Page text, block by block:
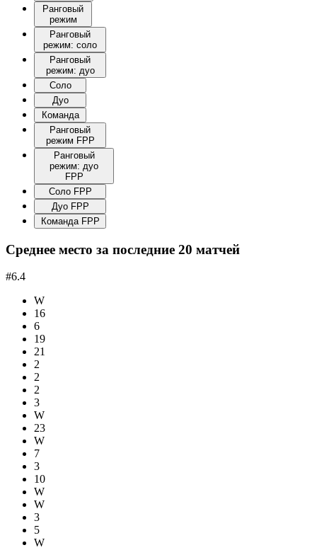
Ранговый
режим
Ранговый
режим: соло
Ранговый
режим: дуо
Соло
Дуо
Команда
Ранговый
режим FPP
Ранговый
режим: дуо
FPP
Соло FPP
Дуо FPP
Команда FPP
Среднее место за последние 20 матчей
#6.4
W
16
6
19
21
2
2
2
3
W
23
W
7
3
10
W
W
3
5
W